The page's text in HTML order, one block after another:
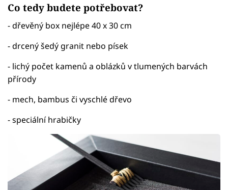
Co tedy budete potřebovat?
- dřevěný box nejlépe 40 x 30 cm
- drcený šedý granit nebo písek
- lichý počet kamenů a oblázků v tlumených barvách
přírody
- mech, bambus či vyschlé dřevo
- speciální hrabičky